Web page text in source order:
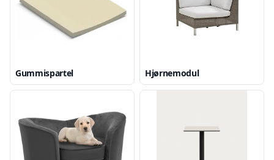
Gummispartel Hjørnemodul